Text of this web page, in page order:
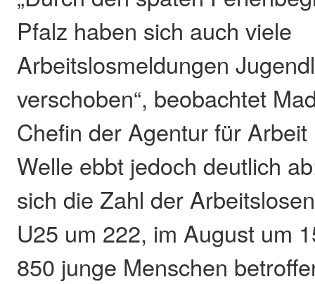
Pfalz haben sich auch viele
Arbeitslosmeldungen
verschoben“, beobachtet
Chefin der Agentur für
Welle ebbt jedoch deutlich
sich die Zahl der
U25 um 222, im August um
850 junge Menschen